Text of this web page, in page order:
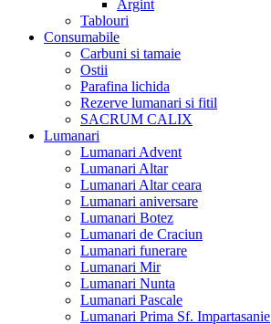
Argint
Tablouri
Consumabile
Carbuni si tamaie
Ostii
Parafina lichida
Rezerve lumanari si fitil
SACRUM CALIX
Lumanari
Lumanari Advent
Lumanari Altar
Lumanari Altar ceara
Lumanari aniversare
Lumanari Botez
Lumanari de Craciun
Lumanari funerare
Lumanari Mir
Lumanari Nunta
Lumanari Pascale
Lumanari Prima Sf. Impartasanie